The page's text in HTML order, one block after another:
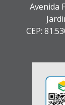
Avenida
CEP: